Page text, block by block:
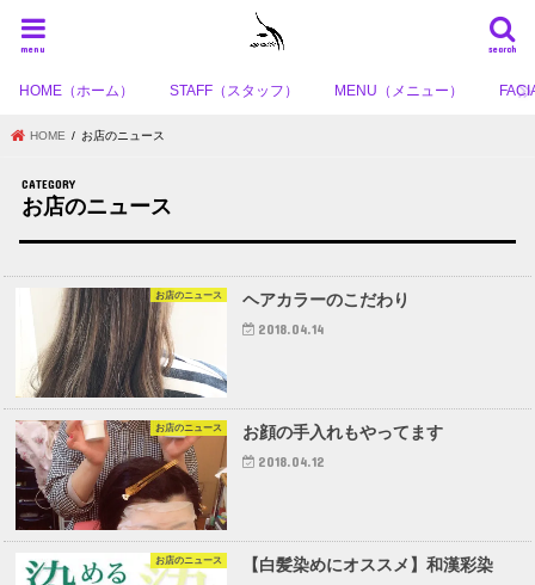
search
menu
HOME（ホーム） STAFF（スタッフ） MENU（メニュー）
HOME お店のニュース
お店のニュース
お店のニュース ヘアカラーのこだわり
2018.04.14
お店のニュース お顔の手入れもやってます
2018.04.12
お店のニュース 【白髪染めにオススメ】和漢彩染